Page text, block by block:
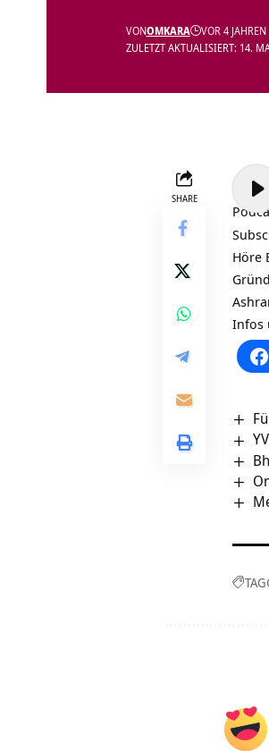
ZULETZT AKTUALISIERT: 14.
VONOMKARA VOR 4 JAHREN
SHARE
Audio-
Player
Höre
Infos